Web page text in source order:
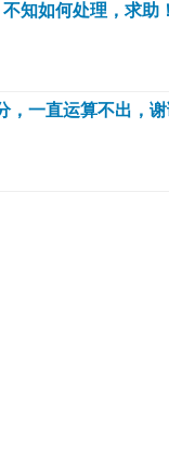
知如何处理，求助！
，一直运算不出，谢